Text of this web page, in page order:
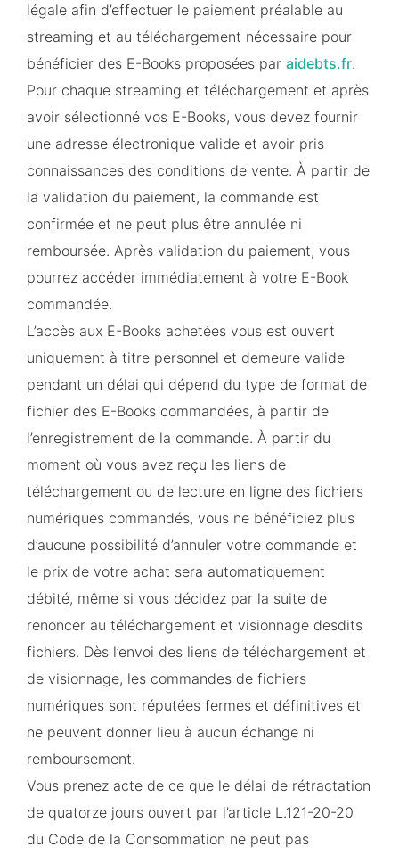
légale afin d’effectuer le paiement préalable au
streaming et au téléchargement nécessaire pour
bénéficier des E-Books proposées par aidebts.fr.
Pour chaque streaming et téléchargement et après
avoir sélectionné vos E-Books, vous devez fournir
une adresse électronique valide et avoir pris
connaissances des conditions de vente. À partir de
la validation du paiement, la commande est
confirmée et ne peut plus être annulée ni
remboursée. Après validation du paiement, vous
pourrez accéder immédiatement à votre E-Book
commandée.
L’accès aux E-Books achetées vous est ouvert
uniquement à titre personnel et demeure valide
pendant un délai qui dépend du type de format de
fichier des E-Books commandées, à partir de
l’enregistrement de la commande. À partir du
moment où vous avez reçu les liens de
téléchargement ou de lecture en ligne des fichiers
numériques commandés, vous ne bénéficiez plus
d’aucune possibilité d’annuler votre commande et
le prix de votre achat sera automatiquement
débité, même si vous décidez par la suite de
renoncer au téléchargement et visionnage desdits
fichiers. Dès l’envoi des liens de téléchargement et
de visionnage, les commandes de fichiers
numériques sont réputées fermes et définitives et
ne peuvent donner lieu à aucun échange ni
remboursement.
Vous prenez acte de ce que le délai de rétractation
de quatorze jours ouvert par l’article L.121-20-20
du Code de la Consommation ne peut pas